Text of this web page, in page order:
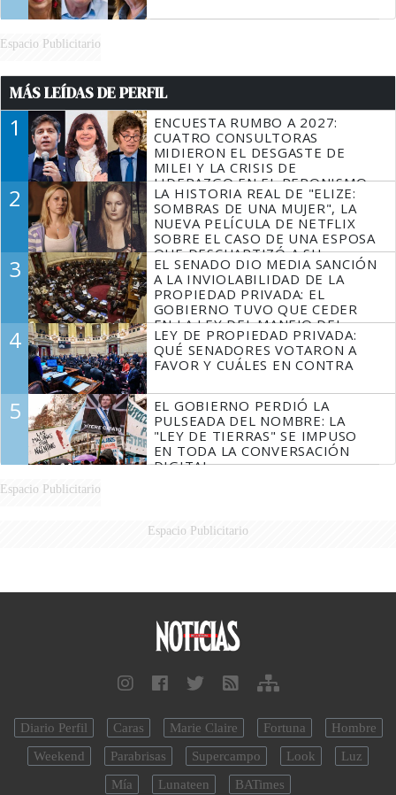
Espacio Publicitario
MÁS LEÍDAS DE PERFIL
1
ENCUESTA RUMBO A 2027:
CUATRO CONSULTORAS
MIDIERON EL DESGASTE DE
MILEI Y LA CRISIS DE
LIDERAZGO EN EL PERONISMO
2
LA HISTORIA REAL DE "ELIZE:
SOMBRAS DE UNA MUJER", LA
NUEVA PELÍCULA DE NETFLIX
SOBRE EL CASO DE UNA ESPOSA
QUE DESCUARTIZÓ A SU
MARIDO
3
EL SENADO DIO MEDIA SANCIÓN
A LA INVIOLABILIDAD DE LA
PROPIEDAD PRIVADA: EL
GOBIERNO TUVO QUE CEDER
EN LA LEY DEL MANEJO DEL
FUEGO
4
LEY DE PROPIEDAD PRIVADA:
QUÉ SENADORES VOTARON A
FAVOR Y CUÁLES EN CONTRA
5
EL GOBIERNO PERDIÓ LA
PULSEADA DEL NOMBRE: LA
"LEY DE TIERRAS" SE IMPUSO
EN TODA LA CONVERSACIÓN
DIGITAL
Espacio Publicitario
Espacio Publicitario
Diario Perfil Caras Marie Claire Fortuna
Hombre
Weekend
Parabrisas Supercampo Look
Luz
Mía
Lunateen BATimes